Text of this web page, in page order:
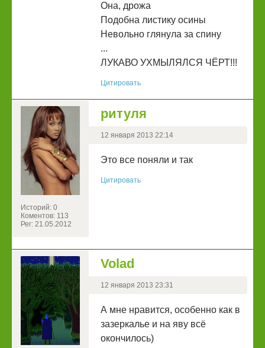
Она, дрожа
Подобна листику осины
Невольно глянула за спину
...
ЛУКАВО УХМЫЛЯЛСЯ ЧЁРТ!!!
Цитировать
Историй: 0
Коментов: 113
Рег: 21.05.2012
ритуля
12 января 2013 22:14
Это все поняли и так
Цитировать
Volad
12 января 2013 23:31
А мне нравится, особенно как в
зазеркалье и на яву всё
окончилось)